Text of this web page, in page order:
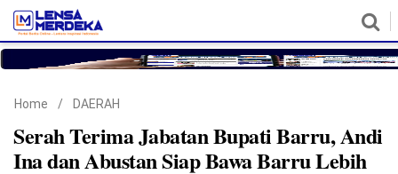
Home / DAERAH
Serah Terima Jabatan Bupati Barru, Andi
Ina dan Abustan Siap Bawa Barru Lebih